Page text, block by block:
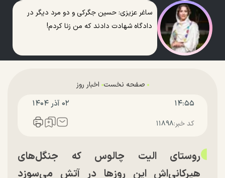
ساغر عزیزی: حسین جگرکی و دو مرد دیگر در
دادگاه شهادت دادند که من زنا کردم!
صفحه نخست اخبار روز
۱۴:۵۵ ۰۲ آذر ۱۴۰۴
کد خبر:۱۱۸۹۸
روستای الیت چالوس که جنگل‌های
هیرکانی‌اش این روزها در آتش می‌سوزد